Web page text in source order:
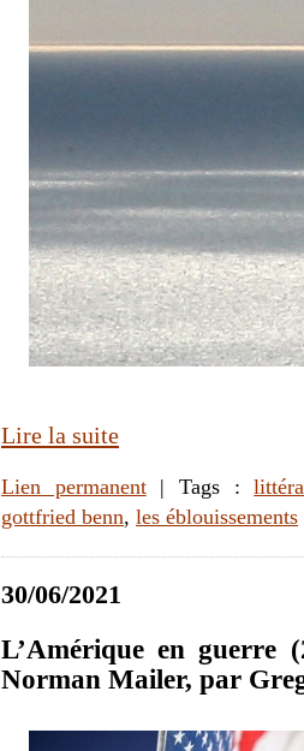
Lire la suite
Lien permanent| Tags :
gottfried benn, les éblouissements
30/06/2021
L’Amérique en guerre
Norman Mailer, par